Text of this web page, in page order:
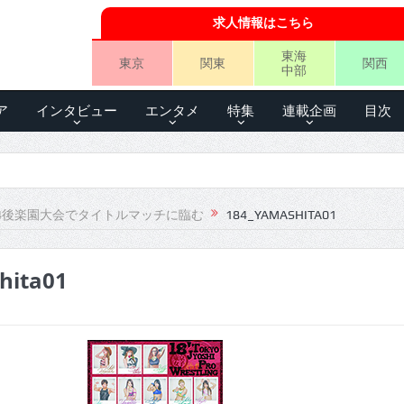
求人情報はこちら
東京 関東
東海
中部
関西
インタビュー エンタメ 特集 連載企画 目次
楽園大会でタイトルマッチに臨む 184_YAMASHITA01